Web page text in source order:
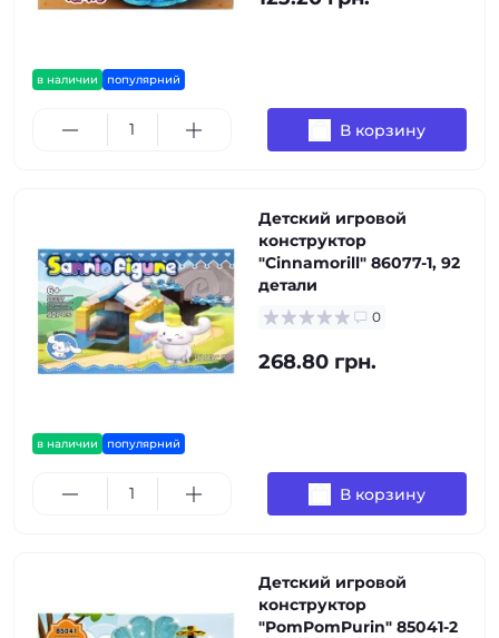
в наличии популярний
В корзину
в наличии популярний
Детский игровой
конструктор
"Cinnamorill" 86077-1, 92
детали
0
268.80 грн.
В корзину
Детский игровой
конструктор
"PomPomPurin" 85041-2